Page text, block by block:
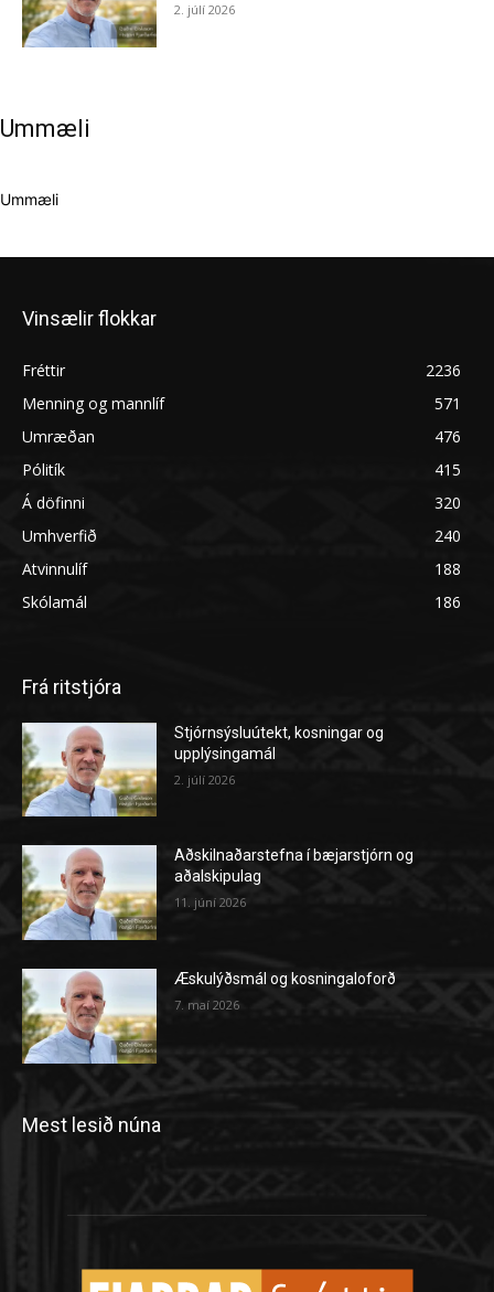
2. júlí 2026
Ummæli
Ummæli
Vinsælir flokkar
Fréttir
2236
Menning og mannlíf
571
Umræðan
476
Pólitík
415
Á döfinni
320
Umhverfið
240
Atvinnulíf
188
Skólamál
186
Frá ritstjóra
Stjórnsýsluútekt, kosningar og
upplýsingamál
2. júlí 2026
Aðskilnaðarstefna í bæjarstjórn og
aðalskipulag
11. júní 2026
Æskulýðsmál og kosningaloforð
7. maí 2026
Mest lesið núna